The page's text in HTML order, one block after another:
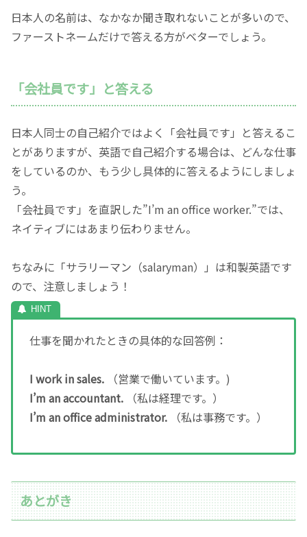
日本人の名前は、なかなか聞き取れないことが多いので、
ファーストネームだけで答える方がベターでしょう。
「会社員です」と答える
日本人同士の自己紹介ではよく「会社員です」と答えるこ
とがありますが、英語で自己紹介する場合は、どんな仕事
をしているのか、もう少し具体的に答えるようにしましょ
う。
「会社員です」を直訳した”I’m an office worker.”では、
ネイティブにはあまり伝わりません。
ちなみに「サラリーマン（salaryman）」は和製英語です
ので、注意しましょう！
仕事を聞かれたときの具体的な回答例：
I work in sales. （営業で働いています。)
I’m an accountant.
（私は経理です。）
I’m an office administrator.
（私は事務です。）
あとがき